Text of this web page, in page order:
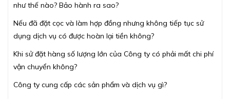
như thế nào? Bảo hành ra sao?
Nếu đã đặt cọc và làm hợp đồng nhưng không tiếp tục sử
dụng dịch vụ có được hoàn lại tiền không?
Khi sử đặt hàng số lượng lớn của Công ty có phải mất chi phí
vận chuyển không?
Công ty cung cấp các sản phẩm và dịch vụ gì?